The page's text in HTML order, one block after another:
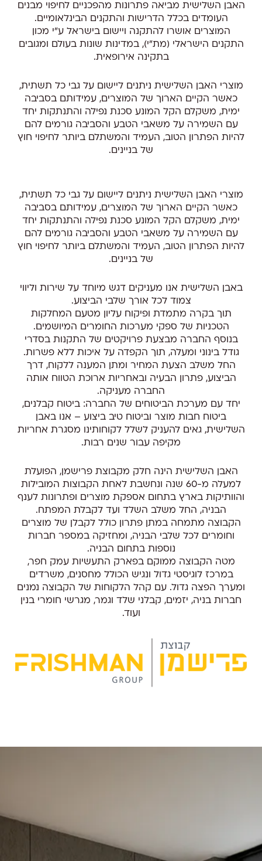
האבן השלישית מביאה פתרונות מהפכניים לחיפוי מבנים
העומדים בכלל הדרישות והתקנים הבינלאומיים.
המוצרים אושרו להתקנה ויישום בישראל ע”י מכון
התקנים הישראלי (מת”י), במדינות שונות בעולם ומגובים
בתקינה אירופאית.
מוצרי האבן השלישית ניתנים ליישום על גבי כל תשתית,
כאשר הקיים הארוך של המוצרים, עמידותם בסביבה
ימית, משקלם הקל המונע סכנת נפילה והתנתקות יחד
עם השמירה על משאבי הטבע והסביבה גורמים להם
להיות הפתרון הטוב, העמיד והמשתלם ביותר לחיפוי חוץ
של בניינים.
מוצרי האבן השלישית ניתנים ליישום על גבי כל תשתית,
כאשר הקיים הארוך של המוצרים, עמידותם בסביבה
ימית, משקלם הקל המונע סכנת נפילה והתנתקות יחד
עם השמירה על משאבי הטבע והסביבה גורמים להם
להיות הפתרון הטוב, העמיד והמשתלם ביותר לחיפוי חוץ
של בניינים.
באבן השלישית אנו מעניקים דגש מיוחד על שירות וליווי
צמוד לכל אורך שלבי הביצוע.
תוך בקרה מתמדת ופיקוח עליון מטעם המחלקות
הטכניות של ספקי מערכות החומרים המיושמים.
בנוסף החברה מבצעת פרויקטים של התקנות בסדרי
גודל בינוני ומעלה, תוך הקפדה על איכות ללא פשרות.
החל משלב הצעת המחיר ומתן המענה ללקוח, דרך
הביצוע, פתרון הבעיה ובאחריות ארוכת הטווח אותה
החברה מעניקה.
יחד עם מערכת הביטוחים של החברה: ביטוח קבלנים,
ביטוח חבות מוצר וביטוח טיב ביצוע – אנו באבן
השלישית, גאים להעניק לשלל לקוחותינו מסגרת אחריות
מקיפה עבור שנים רבות.
האבן השלישית הינה חלק מקבוצת פרישמן, הפועלת
למעלה מ-60 שנה ונחשבת לאחת הקבוצות המובילות
והוותיקות בארץ בתחום אספקת מוצרים ופתרונות לענף
הבניה, החל משלב השלד ועד לקבלת המפתח.
הקבוצה מתמחה במתן פתרון כולל לקבלן של מוצרים
וחומרים לכל שלבי הבניה, ומחזיקה במספר חברות
נוספות בתחום הבניה.
מטה הקבוצה ממוקם בפארק התעשיות עמק חפר,
במרכז לוגיסטי גדול ונגיש הכולל מחסנים, משרדים
ומערך הפצה גדול. עם קהל הלקוחות של הקבוצה נמנים
חברות בניה, יזמים, קבלני שלד וגמר, מגרשי חומרי בנין
ועוד.